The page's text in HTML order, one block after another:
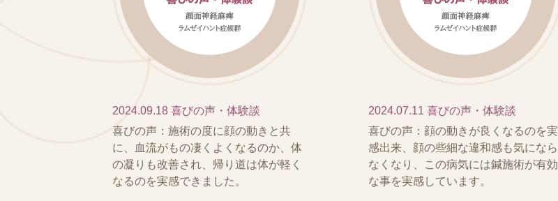
2024.09.18 喜びの声・体験談
喜びの声：施術の度に顔の動きと共
に、血流がもの凄くよくなるのか、体
の凝りも改善され、帰り道は体が軽く
なるのを実感できました。
2024.07.11 喜びの声・体験談
喜びの声：顔の動きが良くなるのを実
感出来、顔の些細な違和感も気になら
なくなり、この病気には鍼施術が有効
な事を実感しています。